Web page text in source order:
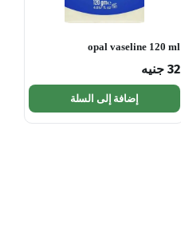
opal vaseline 120 ml
32 جنيه
إضافة إلى السلة